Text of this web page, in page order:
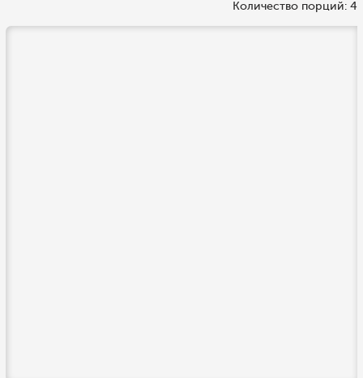
Количество порций: 4